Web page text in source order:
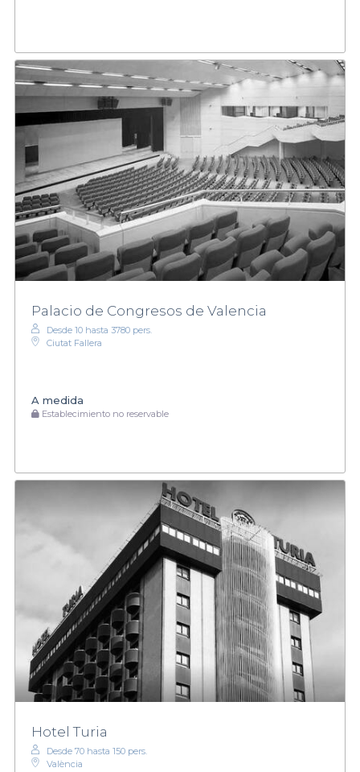
Palacio de Congresos de Valencia
Desde 10 hasta 3780 pers.
Ciutat Fallera
A medida
Establecimiento no reservable
Hotel Turia
Desde 70 hasta 150 pers.
València